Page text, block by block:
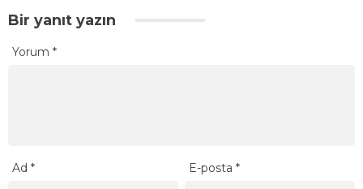
Bir yanıt yazın
Yorum *
Ad * E-posta*